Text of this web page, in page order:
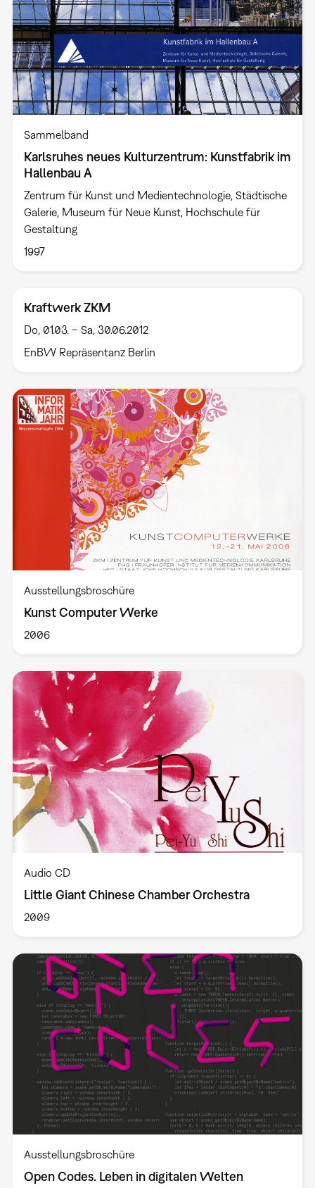
Sammelband
Karlsruhes neues Kulturzentrum: Kunstfabrik im
Hallenbau A
Zentrum für Kunst und Medientechnologie, Städtische
Galerie, Museum für Neue Kunst, Hochschule für
Gestaltung
1997
Kraftwerk ZKM
Do, 01.03. – Sa, 30.06.2012
EnBW Repräsentanz Berlin
Ausstellungsbroschüre
Kunst Computer Werke
2006
Audio CD
Little Giant Chinese Chamber Orchestra
2009
Ausstellungsbroschüre
Open Codes. Leben in digitalen Welten